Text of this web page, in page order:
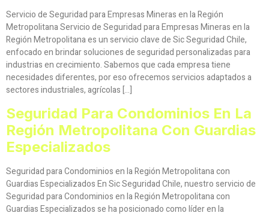
Servicio de Seguridad para Empresas Mineras en la Región
Metropolitana Servicio de Seguridad para Empresas Mineras en la
Región Metropolitana es un servicio clave de Sic Seguridad Chile,
enfocado en brindar soluciones de seguridad personalizadas para
industrias en crecimiento. Sabemos que cada empresa tiene
necesidades diferentes, por eso ofrecemos servicios adaptados a
sectores industriales, agrícolas […]
Seguridad Para Condominios En La
Región Metropolitana Con Guardias
Especializados
Seguridad para Condominios en la Región Metropolitana con
Guardias Especializados En Sic Seguridad Chile, nuestro servicio de
Seguridad para Condominios en la Región Metropolitana con
Guardias Especializados se ha posicionado como líder en la